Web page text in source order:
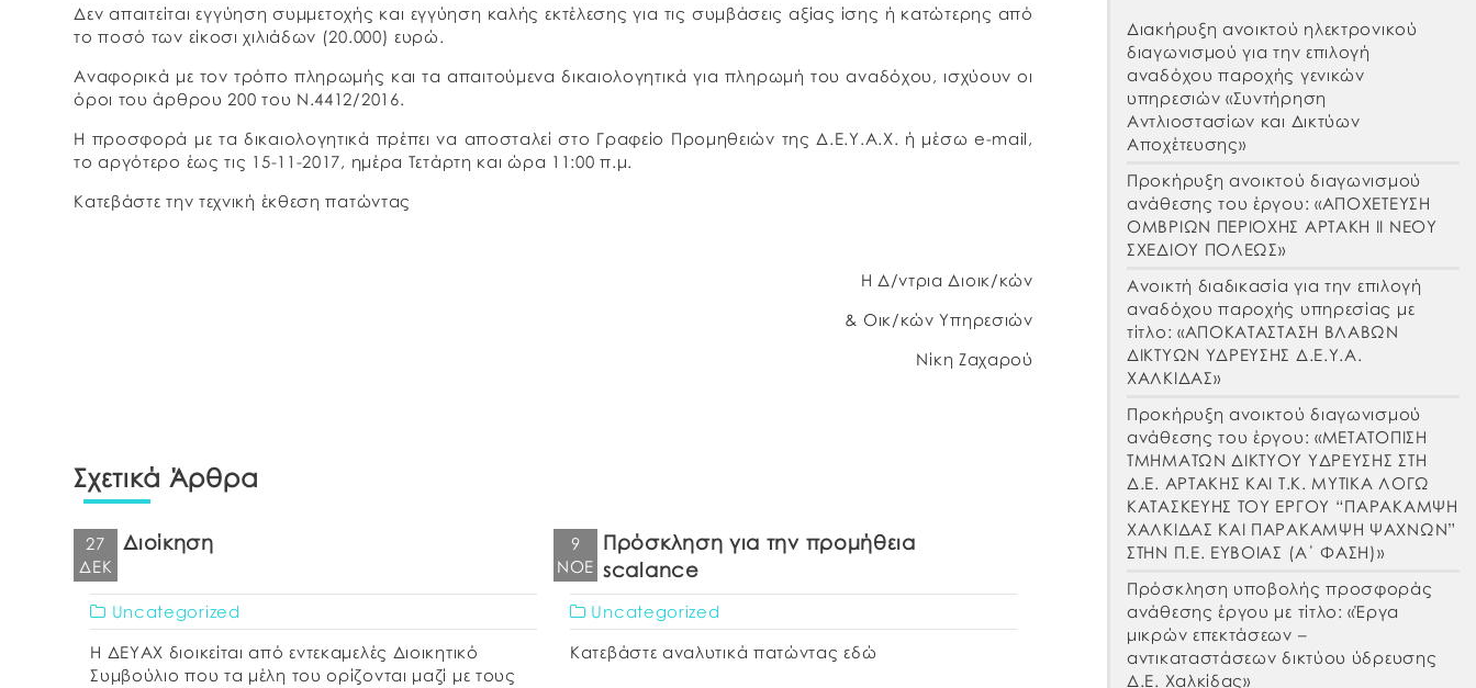
Δεν απαιτείται εγγύηση συμμετοχής και εγγύηση καλής εκτέλεσης για τις συμβάσεις αξίας ίσης ή κατώτερης από
το ποσό των είκοσι χιλιάδων (20.000) ευρώ.
Αναφορικά με τον τρόπο πληρωμής και τα απαιτούμενα δικαιολογητικά για πληρωμή του αναδόχου, ισχύουν οι
όροι του άρθρου 200 του Ν.4412/2016.
Η προσφορά με τα δικαιολογητικά πρέπει να αποσταλεί στο Γραφείο Προμηθειών της Δ.Ε.Υ.Α.Χ. ή μέσω e-mail,
το αργότερο έως τις 15-11-2017, ημέρα Τετάρτη και ώρα 11:00 π.μ.
Κατεβάστε την τεχνική έκθεση πατώντας
Η Δ/ντρια Διοικ/κών
& Οικ/κών Υπηρεσιών
Νίκη Ζαχαρού
Σχετικά Άρθρα
27
ΔΕΚ
Διοίκηση
Uncategorized
Η ΔΕΥΑΧ διοικείται από εντεκαμελές Διοικητικό
Συμβούλιο που τα μέλη του ορίζονται μαζί με τους
9
ΝΟΈ
Πρόσκληση για την προμήθεια
scalance
Uncategorized
Κατεβάστε αναλυτικά πατώντας εδώ
Διακήρυξη ανοικτού ηλεκτρονικού
διαγωνισμού για την επιλογή
αναδόχου παροχής γενικών
υπηρεσιών «Συντήρηση
Αντλιοστασίων και Δικτύων
Αποχέτευσης»
Προκήρυξη ανοικτού διαγωνισμού
ανάθεσης του έργου: «ΑΠΟΧΕΤΕΥΣΗ
ΟΜΒΡΙΩΝ ΠΕΡΙΟΧΗΣ ΑΡΤΑΚΗ ΙΙ ΝΕΟΥ
ΣΧΕΔΙΟΥ ΠΟΛΕΩΣ»
Ανοικτή διαδικασία για την επιλογή
αναδόχου παροχής υπηρεσίας με
τίτλο: «ΑΠΟΚΑΤΑΣΤΑΣΗ ΒΛΑΒΩΝ
ΔΙΚΤΥΩΝ ΥΔΡΕΥΣΗΣ Δ.Ε.Υ.Α.
ΧΑΛΚΙΔΑΣ»
Προκήρυξη ανοικτού διαγωνισμού
ανάθεσης του έργου: «ΜΕΤΑΤΟΠΙΣΗ
ΤΜΗΜΑΤΩΝ ΔΙΚΤΥΟΥ ΥΔΡΕΥΣΗΣ ΣΤΗ
Δ.Ε. ΑΡΤΑΚΗΣ ΚΑΙ Τ.Κ. ΜΥΤΙΚΑ ΛΟΓΩ
ΚΑΤΑΣΚΕΥΗΣ ΤΟΥ ΕΡΓΟΥ “ΠΑΡΑΚΑΜΨΗ
ΧΑΛΚΙΔΑΣ ΚΑΙ ΠΑΡΑΚΑΜΨΗ ΨΑΧΝΩΝ”
ΣΤΗΝ Π.Ε. ΕΥΒΟΙΑΣ (Α΄ ΦΑΣΗ)»
Πρόσκληση υποβολής προσφοράς
ανάθεσης έργου με τίτλο: «Έργα
μικρών επεκτάσεων –
αντικαταστάσεων δικτύου ύδρευσης
Δ.Ε. Χαλκίδας»